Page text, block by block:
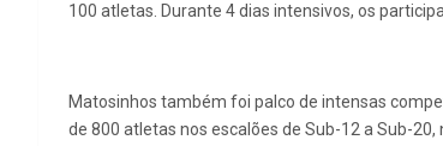
100 atletas. Durante 4 dias intensivos, os
Matosinhos também foi palco de intensas
de 800 atletas nos escalões de Sub-12 a Sub-